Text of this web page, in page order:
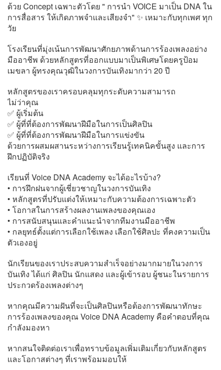
ด้วย Concept เฉพาะตัวโดย " การนำ VOICE มาเป็น DNA ใน
การสื่อสาร ให้เกิดภาพจำและเสียงจำ" ✨ เหมาะกับทุกเพศ ทุก
วัย
โรงเรียนที่มุ่งเน้นการพัฒนาศักยภาพด้านการร้องเพลงอย่าง
มืออาชีพ ด้วยหลักสูตรที่ออกแบบมาเป็นพิเศษโดยครูป้อม
เมขลา ผู้ทรงคุณวุฒิในวงการบันเทิงมากว่า 20 ปี
หลักสูตรของเราครอบคลุมทุกระดับความสามารถ
ไม่ว่าคุณ
✅ ผู้เริ่มต้น
✅ ผู้ที่ที่ต้องการพัฒนาฝีมือในการเป็นศิลปิน
✅ ผู้ที่ที่ต้องการพัฒนาฝีมือในการแข่งขัน
ด้วยการผสมผสานระหว่างการเรียนรู้เทคนิคขั้นสูง และการ
ฝึกปฏิบัติจริง
เรียนที่ Voice DNA Academy จะได้อะไรบ้าง?
• การฝึกฝนจากผู้เชี่ยวชาญในวงการบันเทิง
• หลักสูตรที่ปรับแต่งให้เหมาะกับความต้องการเฉพาะตัว
• โอกาสในการสร้างผลงานเพลงของคุณเอง
• การสนับสนุนและคำแนะนำจากทีมงานมืออาชีพ
• กลยุทธ์ตั้งแต่การเลือกใช้เพลง เลือกใช้ศิลปะ ที่คงความเป็น
ตัวเองอยู่
นักเรียนของเราประสบความสำเร็จอย่างมากมายในวงการ
บันเทิง ได้แก่ ศิลปิน นักแสดง และผู้เข้ารอบ ผู้ชนะในรายการ
ประกวดร้องเพลงต่างๆ
หากคุณมีความฝันที่จะเป็นศิลปินหรือต้องการพัฒนาทักษะ
การร้องเพลงของคุณ Voice DNA Academy คือคำตอบที่คุณ
กำลังมองหา
หากสนใจติดต่อเราเพื่อทราบข้อมูลเพิ่มเติมเกี่ยวกับหลักสูตร
และโอกาสต่างๆ ที่เราพร้อมมอบให้